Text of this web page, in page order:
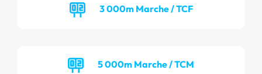
3 000m Marche / TCF
5 000m Marche / TCM